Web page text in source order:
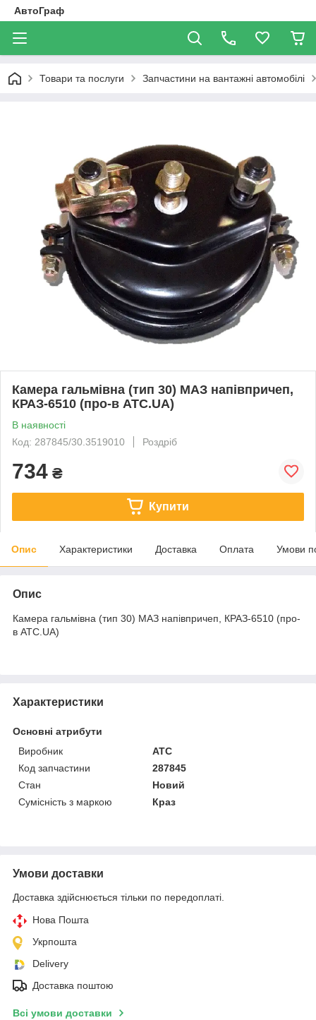
АвтоГраф
Товари та послуги Запчастини на вантажні автомобілі
Камера гальмівна (тип 30) МАЗ напівпричеп,
КРАЗ-6510 (про-в ATC.UA)
В наявності
Код: 287845/30.3519010
Роздріб
734 ₴
Купити
Опис Характеристики Доставка Оплата Умови
Опис
Камера гальмівна (тип 30) МАЗ напівпричеп, КРАЗ-6510 (про-
в ATC.UA)
Характеристики
Основні атрибути
Виробник
ATC
Код запчастини
287845
Стан
Новий
Сумісність з маркою
Краз
Умови доставки
Доставка здійснюється тільки по передоплаті.
Нова Пошта
Укрпошта
Delivery
Доставка поштою
Всі умови доставки